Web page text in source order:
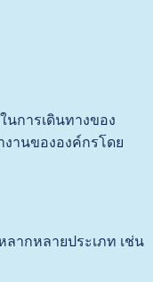
นการเดินทางของ
านขององค์กรโดย
ลากหลายประเภท เช่น